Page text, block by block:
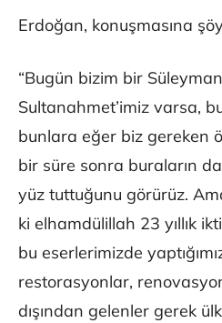
Erdoğan, konuşmasına
“Bugün bizim bir
Sultanahmet’imiz varsa,
bunlara eğer biz gereken
bir süre sonra buraların
yüz tuttuğunu görürüz.
ki elhamdülillah 23 yıllık
bu eserlerimizde
restorasyonlar,
dışından gelenler gerek